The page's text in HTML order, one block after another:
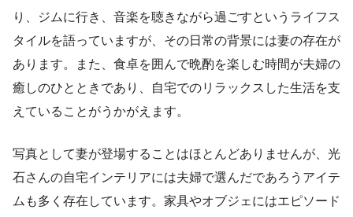
り、ジムに行き、音楽を聴きながら過ごすというライフス
タイルを語っていますが、その日常の背景には妻の存在が
あります。また、食卓を囲んで晩酌を楽しむ時間が夫婦の
癒しのひとときであり、自宅でのリラックスした生活を支
えていることがうかがえます。
写真として妻が登場することはほとんどありませんが、光
石さんの自宅インテリアには夫婦で選んだであろうアイテ
ムも多く存在しています。家具やオブジェにはエピソード